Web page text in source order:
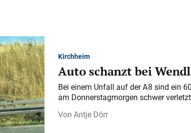
Kirchheim
Auto schanzt bei
Bei einem Unfall auf der A 8 sind ein
am Donnerstagmorgen schwer
Antje Dörr